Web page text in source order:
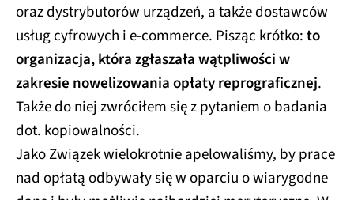
oraz dystrybutorów urządzeń, a także dostawców
usług cyfrowych i e-commerce. Pisząc krótko:to
organizacja, która zgłaszała wątpliwości w
zakresie nowelizowania opłaty reprograficznej.
Także do niej zwróciłem się z pytaniem o badania
dot. kopiowalności.
Jako Związek wielokrotnie apelowaliśmy, by prace
nad opłatą odbywały się w oparciu o wiarygodne